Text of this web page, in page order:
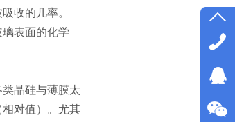
收的几率。
表面的化学
晶硅与薄膜太
对值）。尤其